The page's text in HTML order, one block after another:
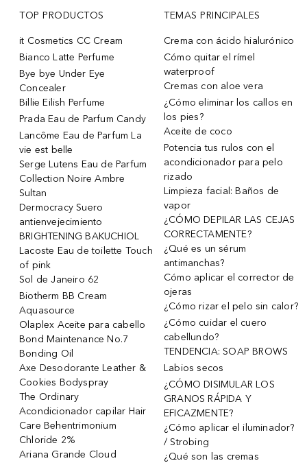
TOP PRODUCTOS
it Cosmetics CC Cream
Bianco Latte Perfume
Bye bye Under Eye
Concealer
Billie Eilish Perfume
Prada Eau de Parfum Candy
Lancôme Eau de Parfum La
vie est belle
Serge Lutens Eau de Parfum
Collection Noire Ambre
Sultan
Dermocracy Suero
antienvejecimiento
BRIGHTENING BAKUCHIOL
Lacoste Eau de toilette Touch
of pink
Sol de Janeiro 62
Biotherm BB Cream
Aquasource
Olaplex Aceite para cabello
Bond Maintenance No.7
Bonding Oil
Axe Desodorante Leather &
Cookies Bodyspray
The Ordinary
Acondicionador capilar Hair
Care Behentrimonium
Chloride 2%
Ariana Grande Cloud
TEMAS PRINCIPALES
Crema con ácido hialurónico
Cómo quitar el rímel
waterproof
Cremas con aloe vera
¿Cómo eliminar los callos en
los pies?
Aceite de coco
Potencia tus rulos con el
acondicionador para pelo
rizado
Limpieza facial: Baños de
vapor
¿CÓMO DEPILAR LAS CEJAS
CORRECTAMENTE?
¿Qué es un sérum
antimanchas?
Cómo aplicar el corrector de
ojeras
¿Cómo rizar el pelo sin calor?
¿Cómo cuidar el cuero
cabellundo?
TENDENCIA: SOAP BROWS
Labios secos
¿CÓMO DISIMULAR LOS
GRANOS RÁPIDA Y
EFICAZMENTE?
¿Cómo aplicar el iluminador?
/ Strobing
¿Qué son las cremas